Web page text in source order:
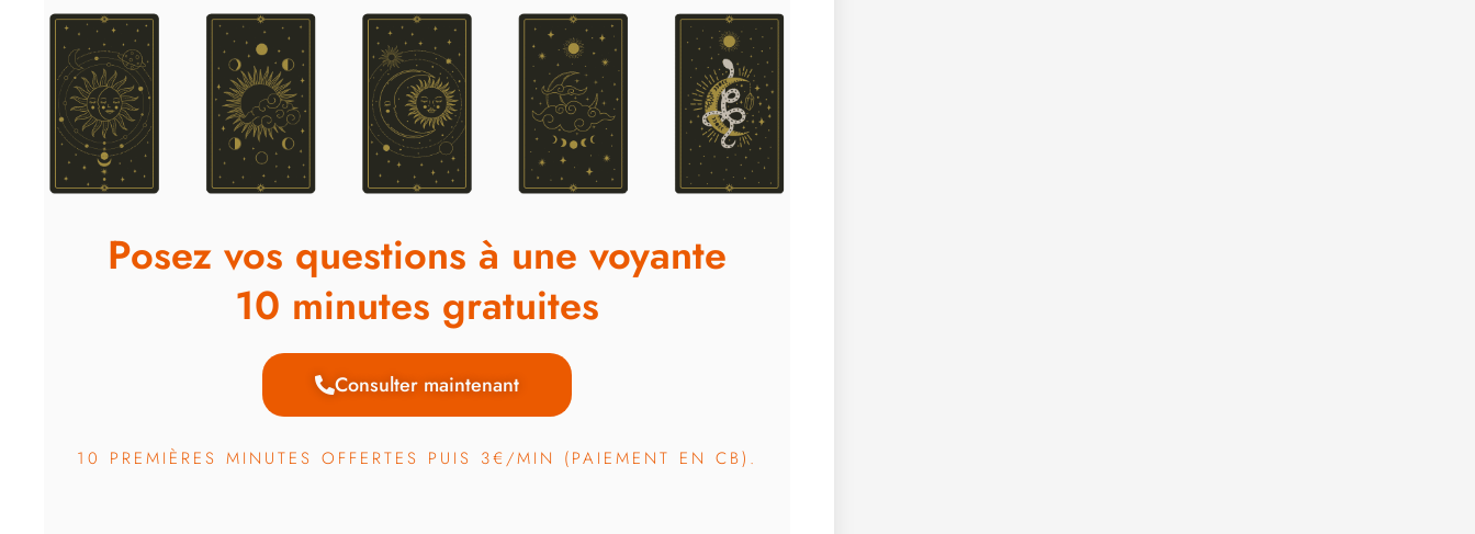
Posez vos questions à une voyante
10 minutes gratuites
Consulter maintenant
10 PREMIÈRES MINUTES OFFERTES PUIS 3€/MIN (PAIEMENT EN CB).